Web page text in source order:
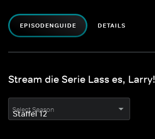
EPISODENGUIDE DETAILS
Stream die Serie Lass es, Larry!
Select Season